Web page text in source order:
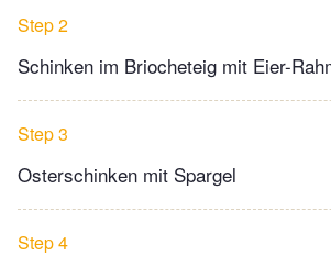
Step 2
Schinken im Briocheteig mit Eier-
Step 3
Osterschinken mit Spargel
Step 4